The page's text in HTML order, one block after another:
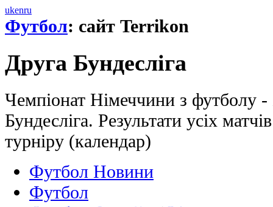
ukenru
Футбол: сайт Terrikon
Друга Бундесліга
Чемпіонат Німеччини з футболу -
Бундесліга. Результати усіх
турніру (календар)
Футбол Новини
Футбол